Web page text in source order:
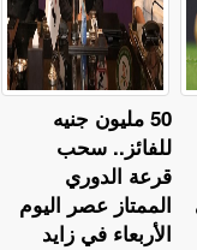
50 مليون جنيه
للفائز.. سحب
قرعة الدوري
الممتاز عصر اليوم
الأربعاء في زايد